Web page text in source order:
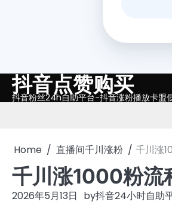
Skip抖音点赞购买
抖音粉丝24h自助平台-抖音涨粉播放卡盟
Home 直播间千川涨粉 千川涨
千川涨1000粉流
2026年5月13日 by抖音24小时自助